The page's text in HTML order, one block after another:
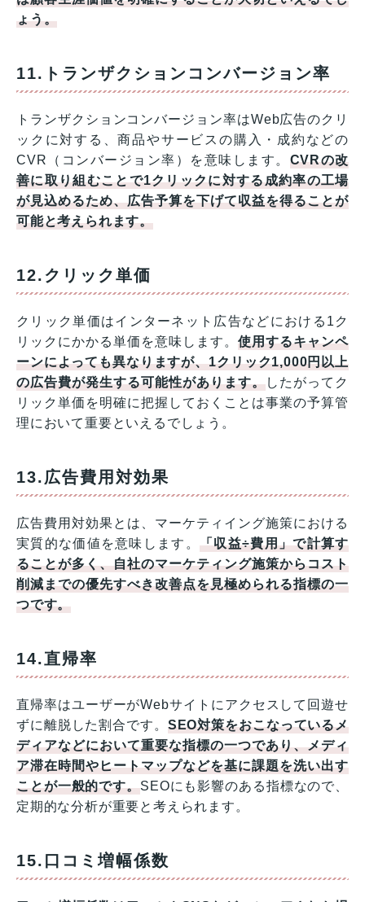
ょう。
11.トランザクションコンバージョン率
トランザクションコンバージョン率はWeb広告のクリ
ックに対する、商品やサービスの購入・成約などの
CVR（コンバージョン率）を意味します。 CVRの改
善に取り組むことで1クリックに対する成約率の工場
が見込めるため、広告予算を下げて収益を得ることが
可能と考えられます。
12.クリック単価
クリック単価はインターネット広告などにおける1ク
リックにかかる単価を意味します。使用するキャンペ
ーンによっても異なりますが、1クリック1,000円以上
の広告費が発生する可能性があります。したがってク
リック単価を明確に把握しておくことは事業の予算管
理において重要といえるでしょう。
13.広告費用対効果
広告費用対効果とは、マーケティイング施策における
実質的な価値を意味します。「収益÷費用」で計算す
ることが多く、自社のマーケティング施策からコスト
削減までの優先すべき改善点を見極められる指標の一
つです。
14.直帰率
直帰率はユーザーがWebサイトにアクセスして回遊せ
ずに離脱した割合です。 SEO対策をおこなっているメ
ディアなどにおいて重要な指標の一つであり、メディ
ア滞在時間やヒートマップなどを基に課題を洗い出す
ことが一般的です。SEOにも影響のある指標なので、
定期的な分析が重要と考えられます。
15.口コミ増幅係数